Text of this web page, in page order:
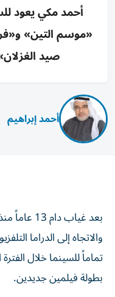
«موسم التين»
صيد الغزلان»
أحمد إبراهيم
بعد غياب
والاتجاه إلى الدراما
تماماً للسينما خلال
بطولة فيلمين جديدين.